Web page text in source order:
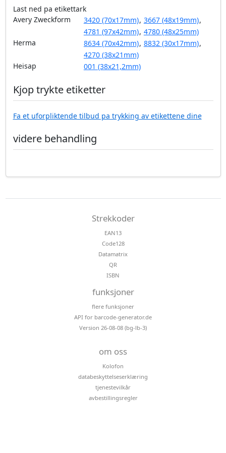
Last ned pa etikettark
Avery Zweckform
3420 (70x17mm), 3667 (48x19mm),
4781 (97x42mm), 4780 (48x25mm)
Herma
8634 (70x42mm), 8832 (30x17mm),
4270 (38x21mm)
Heisap
001 (38x21,2mm)
Kjop trykte etiketter
Fa et uforpliktende tilbud pa trykking av etikettene dine
videre behandling
Strekkoder
EAN13
Code128
Datamatrix
QR
ISBN
funksjoner
flere funksjoner
API for barcode-generator.de
Version 26-08-08 (bg-lb-3)
om oss
Kolofon
databeskyttelseserklæring
tjenestevilkår
avbestillingsregler